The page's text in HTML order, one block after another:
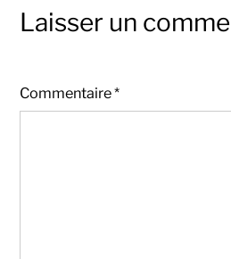
Laisser un
Commentaire*